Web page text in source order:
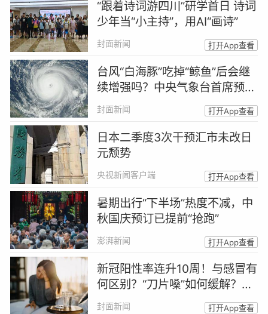
“跟着诗词游四川”研学首日 诗词
少年当“小主持”，用AI“画诗”
封面新闻 打开App查看
台风“白海豚”吃掉“鲸鱼”后会继
续增强吗？中央气象台首席预报
员答封面新闻
封面新闻 打开App查看
日本二季度3次干预汇市未改日
元颓势
央视新闻客户端 打开App查看
暑期出行“下半场”热度不减，中
秋国庆预订已提前“抢跑”
澎湃新闻 打开App查看
新冠阳性率连升10周！与感冒有
何区别？“刀片嗓”如何缓解？｜
疑问医答
封面新闻 打开App查看